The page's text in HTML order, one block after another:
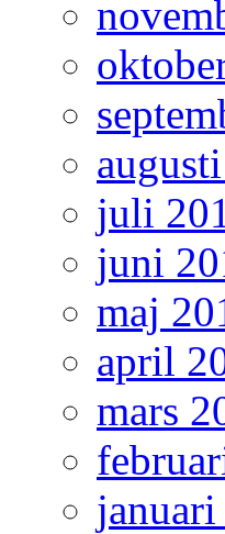
juli
juni
maj
april
mars
januari